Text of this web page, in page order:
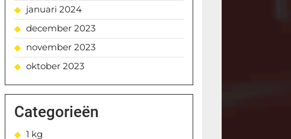
januari 2024
december 2023
november 2023
oktober 2023
Categorieën
1 kg